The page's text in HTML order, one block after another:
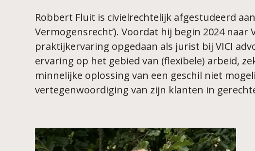
Robbert Fluit is civielrechtelijk afgestudeerd
Vermogensrecht’). Voordat hij begin 2024
praktijkervaring opgedaan als jurist bij VICI
ervaring op het gebied van (flexibele) arbeid,
minnelijke oplossing van een geschil niet
vertegenwoordiging van zijn klanten in